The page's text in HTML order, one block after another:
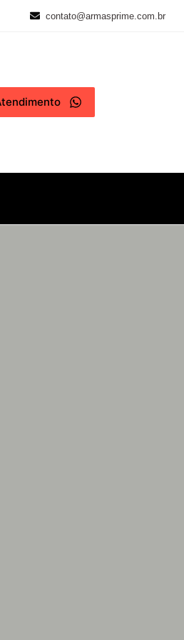
contato@armasprime.com.br